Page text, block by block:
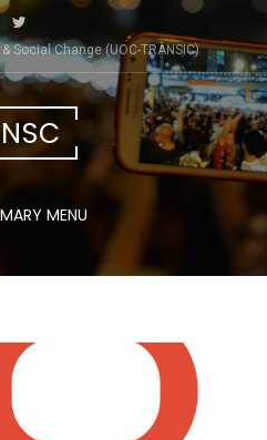
Social Change (UOC-TRÀNSIC)
MENU